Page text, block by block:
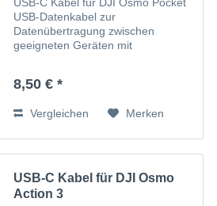
USB-Datenkabel zur
Datenübertragung zwischen
geeigneten Geräten mit
steckerVersorgungsspannung über
8,50 € *
Vergleichen Merken
USB-C Kabel für DJI Osmo
Action 3